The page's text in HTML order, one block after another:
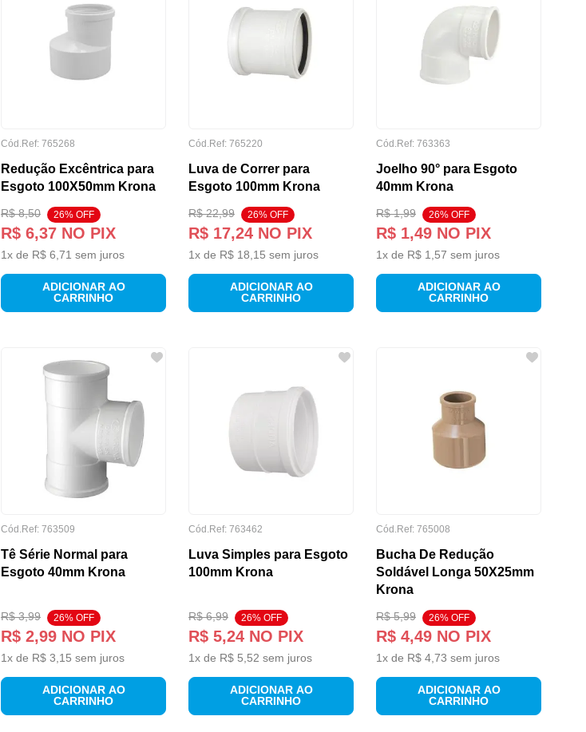
Cód.Ref: 765268
Redução Excêntrica para
Esgoto 100X50mm Krona
R$ 8,50 26% OFF
R$ 6,37 NO PIX
1x de R$ 6 71 sem juros
ADICIONAR AO
CARRINHO
Cód.Ref: 765220
Luva de Correr para
Esgoto 100mm Krona
R$ 22,99 26% OFF
R$ 17,24 NO PIX
1x de R$ 18 15 sem juros
ADICIONAR AO
CARRINHO
Cód.Ref: 763363
Joelho 90° para Esgoto
40mm Krona
R$ 1,99 26% OFF
R$ 1,49 NO PIX
1x de R$ 1 57 sem juros
ADICIONAR AO
CARRINHO
Cód.Ref: 763509
Tê Série Normal para
Esgoto 40mm Krona
R$ 3,99 26% OFF
R$ 2,99 NO PIX
1x de R$ 3 15 sem juros
ADICIONAR AO
CARRINHO
Cód.Ref: 763462
Luva Simples para Esgoto
100mm Krona
R$ 6,99 26% OFF
R$ 5,24 NO PIX
1x de R$ 5 52 sem juros
ADICIONAR AO
CARRINHO
Cód.Ref: 765008
Bucha De Redução
Soldável Longa 50X25mm
Krona
R$ 5,99 26% OFF
R$ 4,49 NO PIX
1x de R$ 4 73 sem juros
ADICIONAR AO
CARRINHO